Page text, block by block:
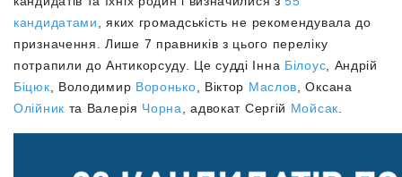
кандидатами
, яких громадськість не рекомендувала до
призначення. Лише 7 правників з цього переліку
потрапили до Антикорсуду. Це судді Інна Білоус , Андрій
Біцюк , Володимир Воронько , Віктор Маслов , Оксана
Олійник та Валерія Чорна , адвокат Сергій Мойсак